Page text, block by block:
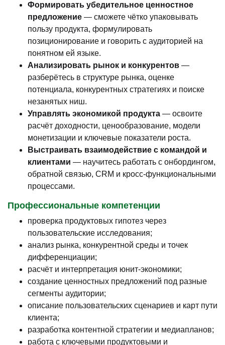
Формировать убедительное ценностное
предложение — сможете чётко упаковывать
пользу продукта, формулировать
позиционирование и говорить с аудиторией на
понятном ей языке.
Анализировать рынок и конкурентов —
разберётесь в структуре рынка, оценке
потенциала, конкурентных стратегиях и поиске
незанятых ниш.
Управлять экономикой продукта — освоите
расчёт доходности, ценообразование, модели
монетизации и ключевые показатели роста.
Выстраивать взаимодействие с командой и
клиентами — научитесь работать с онбордингом,
обратной связью, CRM и кросс-функциональными
процессами.
Профессиональные компетенции
проверка продуктовых гипотез через
пользовательские исследования;
анализ рынка, конкурентной среды и точек
дифференциации;
расчёт и интерпретация юнит-экономики;
создание ценностных предложений под разные
сегменты аудитории;
описание пользовательских сценариев и карт пути
клиента;
разработка контентной стратегии и медиапланов;
работа с ключевыми продуктовыми и